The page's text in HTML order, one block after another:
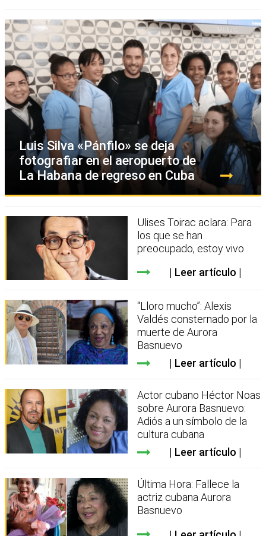
Luis Silva «Pánfilo» se deja
fotografiar en el aeropuerto de
La Habana de regreso en Cuba
Ulises Toirac aclara: Para
los que se han
preocupado, estoy vivo
Leer artículo
“Lloro mucho”: Alexis
Valdés consternado por la
muerte de Aurora
Basnuevo
Leer artículo
Actor cubano Héctor Noas
sobre Aurora Basnuevo:
Adiós a un símbolo de la
cultura cubana
Leer artículo
Última Hora: Fallece la
actriz cubana Aurora
Basnuevo